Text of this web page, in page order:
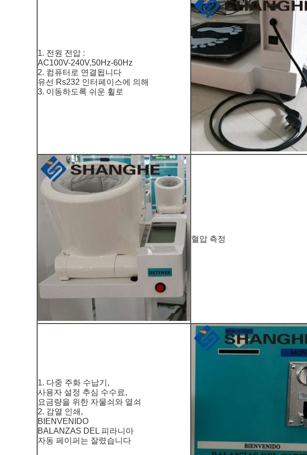
1. 전원 전압 :
AC100V-240V,50Hz-60Hz
2. 컴퓨터로 연결됩니다
유선 Rs232 인터페이스에 의해
3. 이동하도록 쉬운 휠로
혈압 측정
1. 다중 주화 수납기,
사용자 설정 추심 수수료,
요금량을 위한 자물쇠와 열쇠
2. 감열 인쇄,
BIENVENIDO
BALANZAS DEL 피라니아
자동 페이퍼는 잘렸습니다